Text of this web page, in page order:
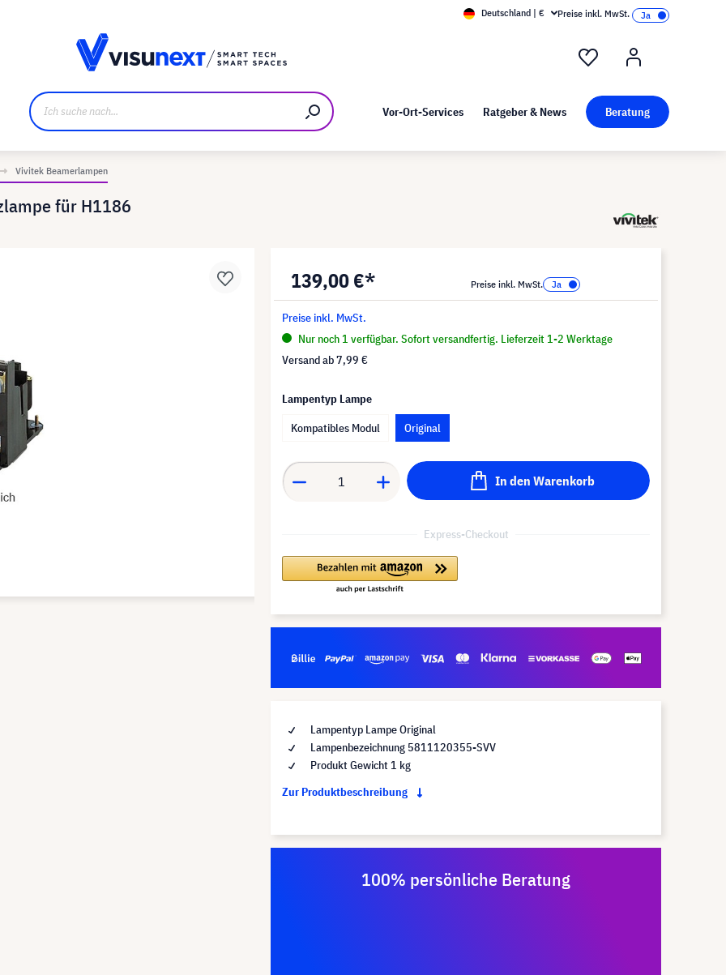
Kunst bei visunext
Deutschland | € Preise inkl. MwSt.
Vor-Ort-Services Ratgeber & News Beratung
Vivitek Beamerlampen
für H1186
139,00 €* Preise inkl. MwSt.
Preise inkl. MwSt.
Nur noch 1 verfügbar. Sofort versandfertig. Lieferzeit 1-2 Werktage
Versand ab7,99 €
Lampentyp Lampe
Kompatibles Modul
Original
In den Warenkorb
Express-Checkout
Lampentyp Lampe Original
Lampenbezeichnung 5811120355-SVV
Produkt Gewicht 1 kg
Zur Produktbeschreibung
100% persönliche Beratung